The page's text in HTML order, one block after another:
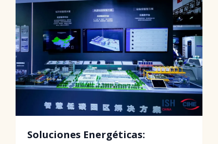
Soluciones Energéticas: